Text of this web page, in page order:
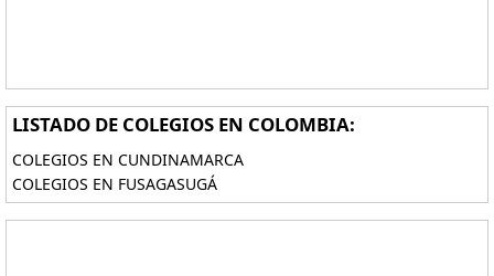
LISTADO DE COLEGIOS EN COLOMBIA:
COLEGIOS EN CUNDINAMARCA
COLEGIOS EN FUSAGASUGÁ